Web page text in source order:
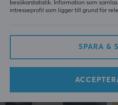
besökarstatistik. Information som
intresseprofil som ligger till grund för
SPARA &